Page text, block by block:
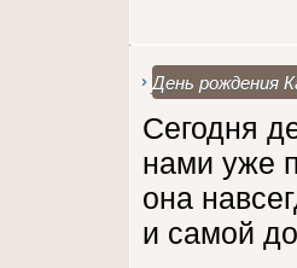
День рождения
Сегодня
нами уже
она
и самой